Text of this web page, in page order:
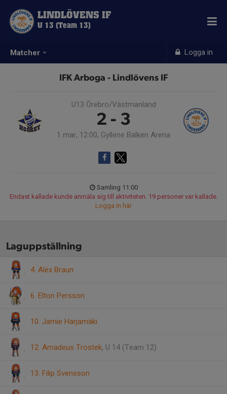
Matcher Logga in
LINDLÖVENS IF
U 13 (Team 13)
IFK Arboga - Lindlövens IF
U13 Örebro/Västmanland
2 - 3
1 mar, 12:00, Gyllene Balken Arena
Samling 11:00
Endast kallade kunde anmäla sig till aktiviteten. 19 personer var kallade.
Logga in här
Laguppställning
4. Alex Braun
6. Elton Persson
10. Jamie Harjamäki
12. Amadeus Trostek, U 14 (Team 12)
13. Filip Svensson